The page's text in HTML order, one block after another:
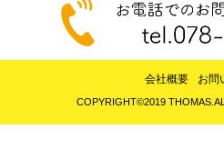
会社概要 お問
COPYRIGHT©2019